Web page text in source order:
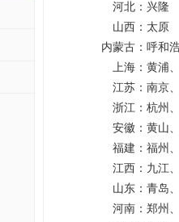
河北： 兴隆
山西： 太原
内蒙古： 呼和
上海： 黄浦
江苏： 南京
浙江： 杭州
安徽： 黄山
福建： 福州
江西： 九江
山东： 青岛
河南： 郑州